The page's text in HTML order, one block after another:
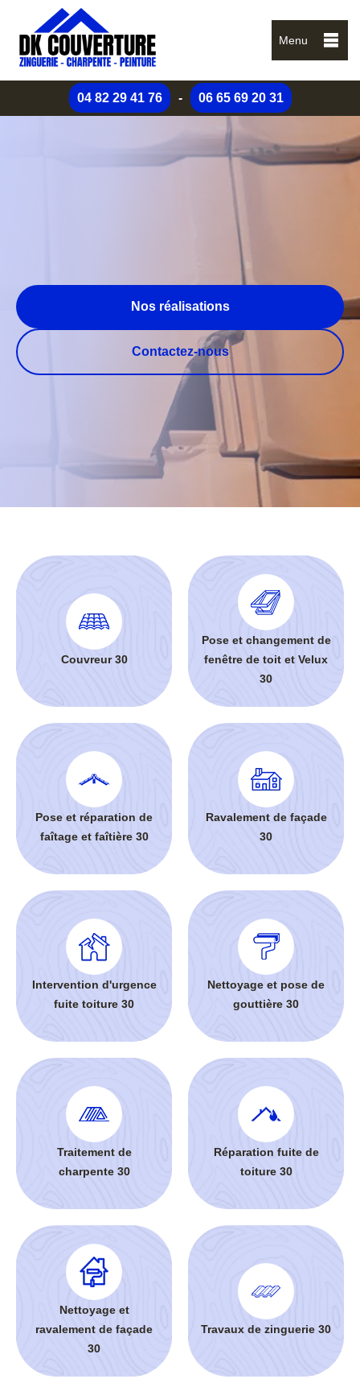
Menu
04 82 29 41 76 - 06 65 69 20 31
Nos réalisations
Contactez-nous
Couvreur 30
Pose et changement de
fenêtre de toit et Velux
30
Pose et réparation de
faîtage et faîtière 30
Ravalement de façade
30
Intervention d'urgence
fuite toiture 30
Nettoyage et pose de
gouttière 30
Traitement de
charpente 30
Réparation fuite de
toiture 30
Nettoyage et
ravalement de façade
30
Travaux de zinguerie 30